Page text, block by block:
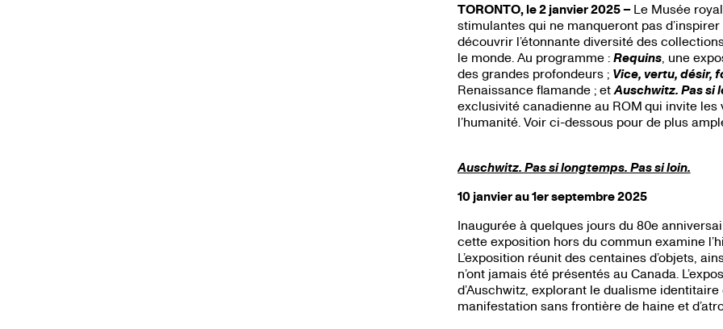
TORONTO, le 2 janvier 2025 – Le Musée
stimulantes qui ne manqueront pas
découvrir l’étonnante diversité des
le monde. Au programme : Requins, une
des grandes profondeurs ; Vice, vertu, désir,
Renaissance flamande ; etAuschwitz. Pas si
exclusivité canadienne au ROM qui invite les
l’humanité. Voir ci-dessous pour de plus
Auschwitz. Pas si longtemps. Pas si loin.
10 janvier au 1er septembre 2025
Inaugurée à quelques jours du 80e
cette exposition hors du commun examine
L’exposition réunit des centaines d’objets,
n’ont jamais été présentés au Canada.
d’Auschwitz, explorant le dualisme
manifestation sans frontière de haine et